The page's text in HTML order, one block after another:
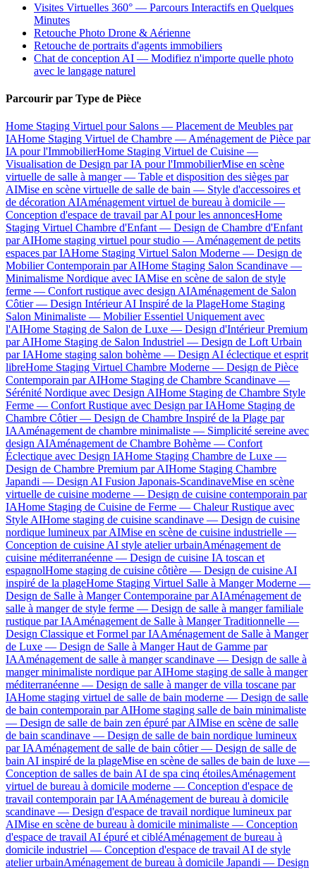
Visites Virtuelles 360° — Parcours Interactifs en Quelques
Minutes
Retouche Photo Drone & Aérienne
Retouche de portraits d'agents immobiliers
Chat de conception AI — Modifiez n'importe quelle photo
avec le langage naturel
Parcourir par Type de Pièce
Home Staging Virtuel pour Salons — Placement de Meubles par
IAHome Staging Virtuel de Chambre — Aménagement de Pièce par
IA pour l'ImmobilierHome Staging Virtuel de Cuisine —
Visualisation de Design par IA pour l'ImmobilierMise en scène
virtuelle de salle à manger — Table et disposition des sièges par
AIMise en scène virtuelle de salle de bain — Style d'accessoires et
de décoration AIAménagement virtuel de bureau à domicile —
Conception d'espace de travail par AI pour les annoncesHome
Staging Virtuel Chambre d'Enfant — Design de Chambre d'Enfant
par AIHome staging virtuel pour studio — Aménagement de petits
espaces par IAHome Staging Virtuel Salon Moderne — Design de
Mobilier Contemporain par AIHome Staging Salon Scandinave —
Minimalisme Nordique avec IAMise en scène de salon de style
ferme — Confort rustique avec design AIAménagement de Salon
Côtier — Design Intérieur AI Inspiré de la PlageHome Staging
Salon Minimaliste — Mobilier Essentiel Uniquement avec
l'AIHome Staging de Salon de Luxe — Design d'Intérieur Premium
par AIHome Staging de Salon Industriel — Design de Loft Urbain
par IAHome staging salon bohème — Design AI éclectique et esprit
libreHome Staging Virtuel Chambre Moderne — Design de Pièce
Contemporain par AIHome Staging de Chambre Scandinave —
Sérénité Nordique avec Design AIHome Staging de Chambre Style
Ferme — Confort Rustique avec Design par IAHome Staging de
Chambre Côtier — Design de Chambre Inspiré de la Plage par
IAAménagement de chambre minimaliste — Simplicité sereine avec
design AIAménagement de Chambre Bohème — Confort
Éclectique avec Design IAHome Staging Chambre de Luxe —
Design de Chambre Premium par AIHome Staging Chambre
Japandi — Design AI Fusion Japonais-ScandinaveMise en scène
virtuelle de cuisine moderne — Design de cuisine contemporain par
IAHome Staging de Cuisine de Ferme — Chaleur Rustique avec
Style AIHome staging de cuisine scandinave — Design de cuisine
nordique lumineux par AIMise en scène de cuisine industrielle —
Conception de cuisine AI style atelier urbainAménagement de
cuisine méditerranéenne — Design de cuisine IA toscan et
espagnolHome staging de cuisine côtière — Design de cuisine AI
inspiré de la plageHome Staging Virtuel Salle à Manger Moderne —
Design de Salle à Manger Contemporaine par AIAménagement de
salle à manger de style ferme — Design de salle à manger familiale
rustique par IAAménagement de Salle à Manger Traditionnelle —
Design Classique et Formel par IAAménagement de Salle à Manger
de Luxe — Design de Salle à Manger Haut de Gamme par
IAAménagement de salle à manger scandinave — Design de salle à
manger minimaliste nordique par AIHome staging de salle à manger
méditerranéenne — Design de salle à manger de villa toscane par
IAHome staging virtuel de salle de bain moderne — Design de salle
de bain contemporain par AIHome staging salle de bain minimaliste
— Design de salle de bain zen épuré par AIMise en scène de salle
de bain scandinave — Design de salle de bain nordique lumineux
par IAAménagement de salle de bain côtier — Design de salle de
bain AI inspiré de la plageMise en scène de salles de bain de luxe —
Conception de salles de bain AI de spa cinq étoilesAménagement
virtuel de bureau à domicile moderne — Conception d'espace de
travail contemporain par IAAménagement de bureau à domicile
scandinave — Design d'espace de travail nordique lumineux par
AIMise en scène de bureau à domicile minimaliste — Conception
d'espace de travail AI épuré et cibléAménagement de bureau à
domicile industriel — Conception d'espace de travail AI de style
atelier urbainAménagement de bureau à domicile Japandi — Design